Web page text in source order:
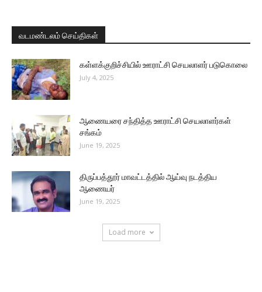
வடமண்டலம் செய்திகள்
கள்ளக்குறிச்சியில் ஊராட்சி செயலாளர் படுகொலை
July 4, 2025
ஆணையரை சந்தித்த ஊராட்சி செயலாளர்கள்
சங்கம்
June 19, 2025
திருப்பத்தூர் மாவட்டத்தில் ஆய்வு நடத்திய
ஆணையர்
June 19, 2025
Load more